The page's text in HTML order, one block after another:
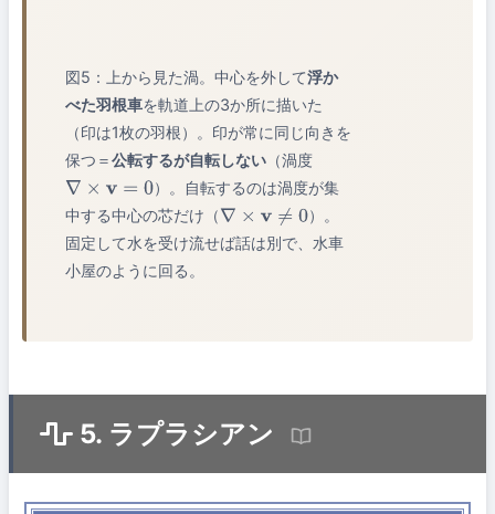
図5：上から見た渦。中心を外して浮か
べた羽根車を軌道上の3か所に描いた
（印は1枚の羽根）。印が常に同じ向きを
保つ＝公転するが自転しない （渦度
∇× v= 0
）。自転するのは渦度が集
中する中心の芯だけ（ ∇× v≠ 0
）。
固定して水を受け流せば話は別で、水車
小屋のように回る。
5. ラプラシアン